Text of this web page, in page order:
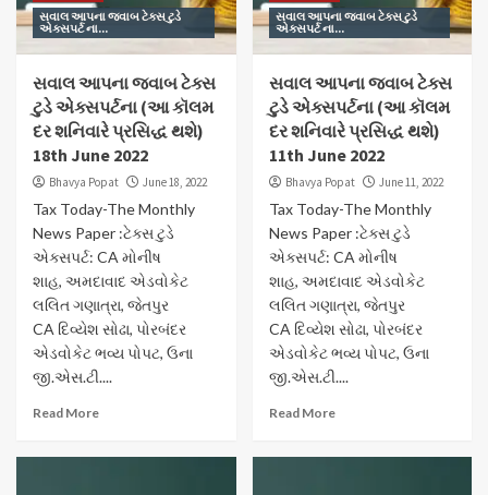
સવાલ આપના જવાબ ટેક્સ ટુડે
એક્સપર્ટ ના...
સવાલ આપના જવાબ ટેક્સ
ટુડે એક્સપર્ટના (આ કૉલમ
દર શનિવારે પ્રસિદ્ધ થશે)
18th June 2022
Bhavya Popat June 18, 2022
Tax Today-The Monthly
News Paper :ટેક્સ ટુડે
એક્સપર્ટ: CA મોનીષ
શાહ, અમદાવાદ એડવોકેટ
લલિત ગણાત્રા, જેતપુર
CA દિવ્યેશ સોઢા, પોરબંદર
એડવોકેટ ભવ્ય પોપટ, ઉના
જી.એસ.ટી....
Read More
સવાલ આપના જવાબ ટેક્સ ટુડે
એક્સપર્ટ ના...
સવાલ આપના જવાબ ટેક્સ
ટુડે એક્સપર્ટના (આ કૉલમ
દર શનિવારે પ્રસિદ્ધ થશે)
11th June 2022
Bhavya Popat June 11, 2022
Tax Today-The Monthly
News Paper :ટેક્સ ટુડે
એક્સપર્ટ: CA મોનીષ
શાહ, અમદાવાદ એડવોકેટ
લલિત ગણાત્રા, જેતપુર
CA દિવ્યેશ સોઢા, પોરબંદર
એડવોકેટ ભવ્ય પોપટ, ઉના
જી.એસ.ટી....
Read More